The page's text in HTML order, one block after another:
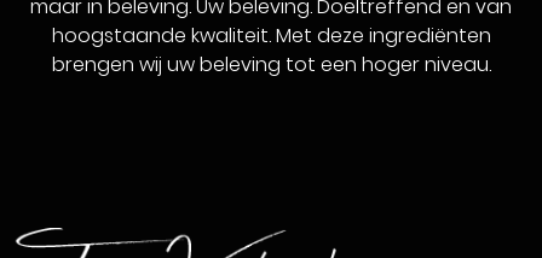
maar in beleving. Uw beleving. Doeltreffend en van
hoogstaande kwaliteit. Met deze ingrediënten
brengen wij uw beleving tot een hoger niveau.